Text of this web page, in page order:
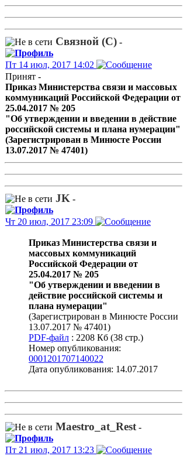
Связной (С) -
Пт 14 июл, 2017 14:02
Принят -
Приказ Министерства связи и массовых
коммуникаций Российской Федерации от
25.04.2017 № 205
"Об утверждении и введении в действие
российской системы и плана нумерации"
(Зарегистрирован в Минюсте России
13.07.2017 № 47401)
JK -
Чт 20 июл, 2017 23:09
Приказ Министерства связи и
массовых коммуникаций
Российской Федерации от
25.04.2017 № 205
"Об утверждении и введении в
действие российской системы и
плана нумерации"
(Зарегистрирован в Минюсте России
13.07.2017 № 47401)
PDF-файл : 2208 Кб (38 стр.)
Номер опубликования:
0001201707140022
Дата опубликования: 14.07.2017
Maestro_at_Rest -
Пт 21 июл, 2017 13:23